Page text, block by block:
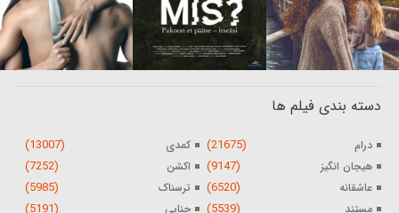
دسته بندی فیلم ها
درام (21675) کمدی (13007)
هیجان انگیز (9147) اکشن (7252)
عاشقانه (6520) ترسناک (5985)
مستند (5539) جنایی (5191)